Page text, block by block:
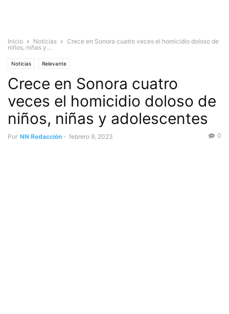
Inicio Noticias
Crece en Sonora cuatro veces el homicidio doloso de
niños, niñas y...
Noticias Relevante
Crece en Sonora cuatro
veces el homicidio doloso de
niños, niñas y adolescentes
Por NN Redacción - febrero 9, 2023 0